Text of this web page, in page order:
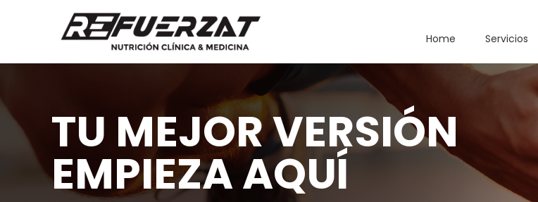
Home Servicios
TU MEJOR VERSIÓN
EMPIEZA AQUÍ